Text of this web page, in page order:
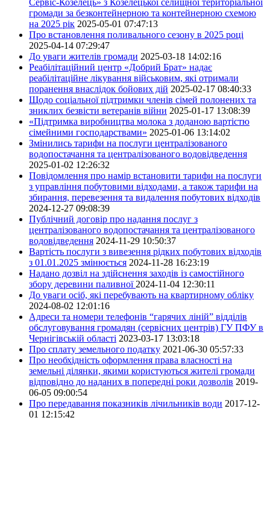
громади за безконтейнерною та контейнерною схемою
на 2025 рік 2025-05-01 07:47:13
Про встановлення поливального сезону в 2025 році
2025-04-14 07:29:47
До уваги жителів громади 2025-03-18 14:02:16
Реабілітаційний центр «Добрий Брат» надає
реабілітаційне лікування військовим, які отримали
поранення внаслідок бойових дій 2025-02-17 08:40:33
Щодо соціальної підтримки членів сімей полонених та
зниклих безвісти ветеранів війни 2025-01-17 13:08:39
«Підтримка виробництва молока з доданою вартістю
сімейними господарствами» 2025-01-06 13:14:02
Змінились тарифи на послуги централізованого
водопостачання та централізованого водовідведення
2025-01-02 12:26:32
Повідомлення про намір встановити тарифи на послуги
з управління побутовими відходами, а також тарифи на
збирання, перевезення та видалення побутових відходів
2024-12-27 09:08:39
Публічний договір про надання послуг з
централізованого водопостачання та централізованого
водовідведення 2024-11-29 10:50:37
Вартість послуги з вивезення рідких побутових відходів
з 01.01.2025 змінюється 2024-11-28 16:23:19
Надано дозвіл на здійснення заходів із самостійного
збору деревини паливної 2024-11-04 12:30:11
До уваги осіб, які перебувають на квартирному обліку
2024-08-02 12:01:16
Адреси та номери телефонів “гарячих ліній” відділів
обслуговування громадян (сервісних центрів) ГУ ПФУ в
Чернігівській області 2023-03-17 13:03:18
Про сплату земельного податку 2021-06-30 05:57:33
Про необхідність оформлення права власності на
земельні ділянки, якими користуються жителі громади
відповідно до наданих в попередні роки дозволів 2019-
06-05 09:00:54
Про передавання показників лічильників води 2017-12-
01 12:15:42